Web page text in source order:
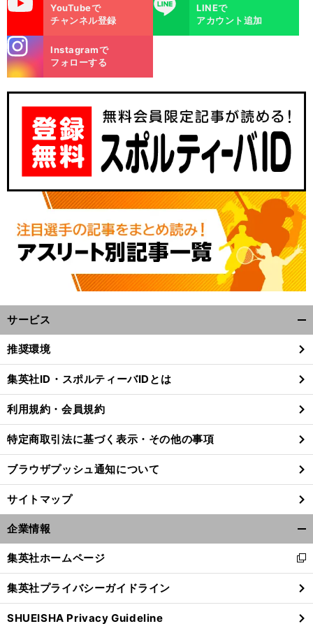
YouTubeで
チャンネル登録
LINEで
アカウント追加
m
Instagramで
フォローする
サービス
閉
る
推奨環境
集英社ID・スポルティーバIDとは
利用規約・会員規約
特定商取引法に基づく表示・その他の事項
ブラウザプッシュ通知について
サイトマップ
企業情報
閉
る
集英社ホームページ
新
し
い
ウ
ィ
集英社プライバシーガイドライン
SHUEISHA Privacy Guideline